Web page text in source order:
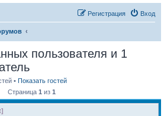
Вход
Регистрация
пользователя и 1
• Показать гостей
Страница 1 из 1